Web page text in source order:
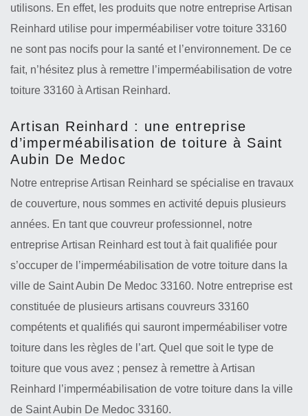
utilisons. En effet, les produits que notre entreprise Artisan
Reinhard utilise pour imperméabiliser votre toiture 33160
ne sont pas nocifs pour la santé et l’environnement. De ce
fait, n’hésitez plus à remettre l’imperméabilisation de votre
toiture 33160 à Artisan Reinhard.
Artisan Reinhard : une entreprise
d’imperméabilisation de toiture à Saint
Aubin De Medoc
Notre entreprise Artisan Reinhard se spécialise en travaux
de couverture, nous sommes en activité depuis plusieurs
années. En tant que couvreur professionnel, notre
entreprise Artisan Reinhard est tout à fait qualifiée pour
s’occuper de l’imperméabilisation de votre toiture dans la
ville de Saint Aubin De Medoc 33160. Notre entreprise est
constituée de plusieurs artisans couvreurs 33160
compétents et qualifiés qui sauront imperméabiliser votre
toiture dans les règles de l’art. Quel que soit le type de
toiture que vous avez ; pensez à remettre à Artisan
Reinhard l’imperméabilisation de votre toiture dans la ville
de Saint Aubin De Medoc 33160.